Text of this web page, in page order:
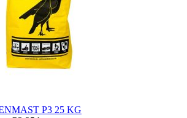
P3 25 KG